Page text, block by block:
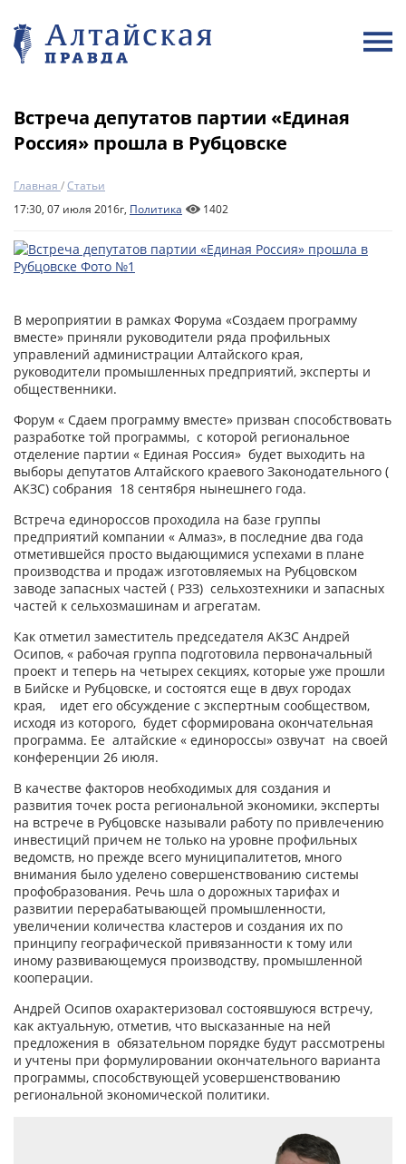
Встреча депутатов партии «Единая
Россия» прошла в Рубцовске
Главная /Статьи
17:30, 07 июля 2016г, Политика 1402
В мероприятии в рамках Форума «Создаем программу
вместе» приняли руководители ряда профильных
управлений администрации Алтайского края,
руководители промышленных предприятий, эксперты и
общественники.
Форум « Сдаем программу вместе» призван способствовать
разработке той программы, с которой региональное
отделение партии « Единая Россия» будет выходить на
выборы депутатов Алтайского краевого Законодательного (
АКЗС) собрания 18 сентября нынешнего года.
Встреча единороссов проходила на базе группы
предприятий компании « Алмаз», в последние два года
отметившейся просто выдающимися успехами в плане
производства и продаж изготовляемых на Рубцовском
заводе запасных частей ( РЗЗ) сельхозтехники и запасных
частей к сельхозмашинам и агрегатам.
Как отметил заместитель председателя АКЗС Андрей
Осипов, « рабочая группа подготовила первоначальный
проект и теперь на четырех секциях, которые уже прошли
в Бийске и Рубцовске, и состоятся еще в двух городах
края, идет его обсуждение с экспертным сообществом,
исходя из которого, будет сформирована окончательная
программа. Ее алтайские « единороссы» озвучат на своей
конференции 26 июля.
В качестве факторов необходимых для создания и
развития точек роста региональной экономики, эксперты
на встрече в Рубцовске называли работу по привлечению
инвестиций причем не только на уровне профильных
ведомств, но прежде всего муниципалитетов, много
внимания было уделено совершенствованию системы
профобразования. Речь шла о дорожных тарифах и
развитии перерабатывающей промышленности,
увеличении количества кластеров и создания их по
принципу географической привязанности к тому или
иному развивающемуся производству, промышленной
кооперации.
Андрей Осипов охарактеризовал состоявшуюся встречу,
как актуальную, отметив, что высказанные на ней
предложения в обязательном порядке будут рассмотрены
и учтены при формулировании окончательного варианта
программы, способствующей усовершенствованию
региональной экономической политики.